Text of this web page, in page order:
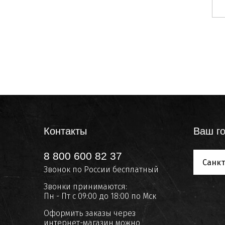
Контакты
8 800 600 82 37
Звонок по России бесплатный
Звонки принимаются:
Пн - Пт с 09:00 до 18:00 по Мск
Оформить заказы через
интернет-магазин можно
Ваш